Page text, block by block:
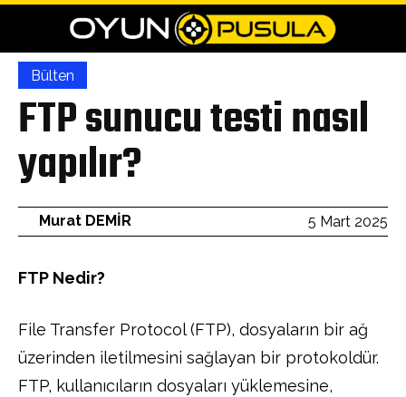
Bülten
FTP sunucu testi nasıl
yapılır?
5 Mart 2025
Murat DEMİR
FTP Nedir?
File Transfer Protocol (FTP), dosyaların bir ağ
üzerinden iletilmesini sağlayan bir protokoldür.
FTP, kullanıcıların dosyaları yüklemesine,